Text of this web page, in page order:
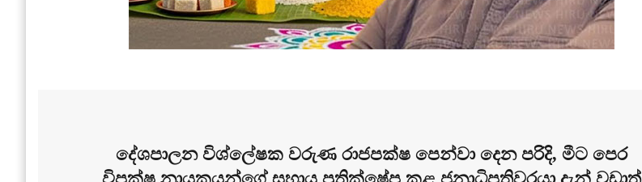
දේශපාලන විශ්ලේෂක වරුණ රාජපක්ෂ පෙන්වා දෙන පරිදි, මීට පෙර